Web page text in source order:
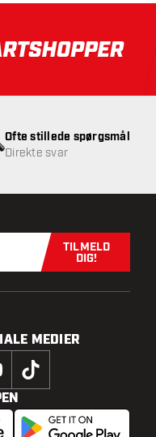
Gratisfragt ved køb over
Ofte stillede spørgsmål
Direkte svar
Tilmeld dig
TILMELD
DIG!
MEDIER